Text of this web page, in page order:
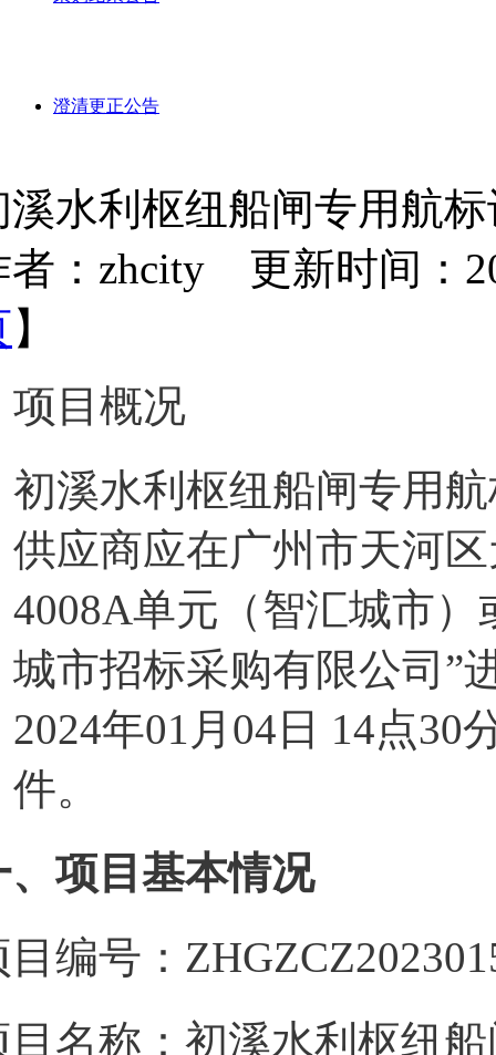
澄清更正公告
溪水利枢纽船闸专用航
者：zhcity 更新时间：
】
项目概况
初溪水利枢纽船闸专用
供应商应在广州市天河
4008A单元（智汇城市
城市招标采购有限公司”
2024年01月04日 14点30
件。
、项目基本情况
目编号：
目名称：初溪水利枢纽